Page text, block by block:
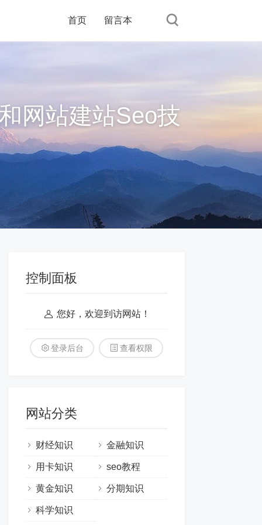
首页 留言本
网站建站Seo技
控制面板
您好，欢迎到访网站！
登录后台 查看权限
网站分类
财经知识 金融知识
用卡知识 seo教程
黄金知识 分期知识
科学知识